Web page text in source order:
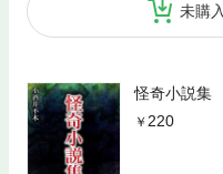
未購
怪奇小説
220